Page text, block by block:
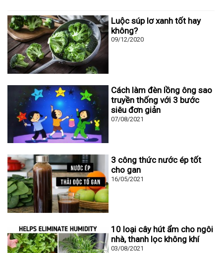
Luộc súp lơ xanh tốt hay
không?
09/12/2020
Cách làm đèn lồng ông sao
truyền thống với 3 bước
siêu đơn giản
07/08/2021
3 công thức nước ép tốt
cho gan
16/05/2021
10 loại cây hút ẩm cho ngôi
nhà, thanh lọc không khí
03/08/2021